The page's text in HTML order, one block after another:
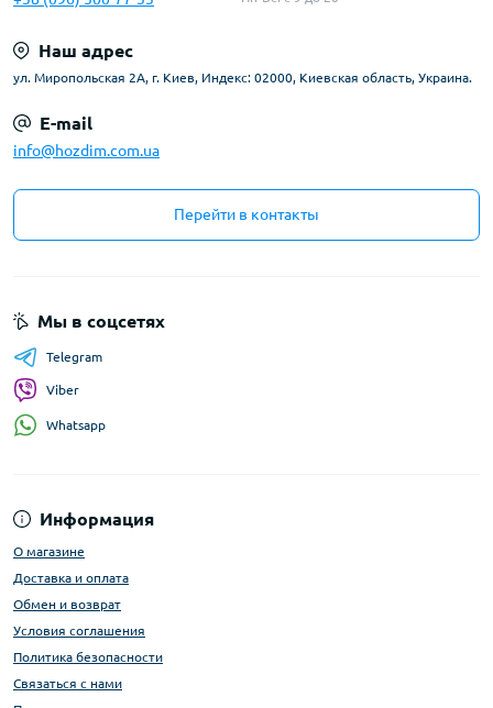
Наш адрес
ул. Миропольская 2А, г. Киев, Индекс: 02000, Киевская область, Украина.
E-mail
info@hozdim.com.ua
Перейти в контакты
Информация
О магазине
Доставка и оплата
Обмен и возврат
Условия соглашения
Политика безопасности
Связаться с нами
Мы в соцсетях
Telegram
Viber
Whatsapp